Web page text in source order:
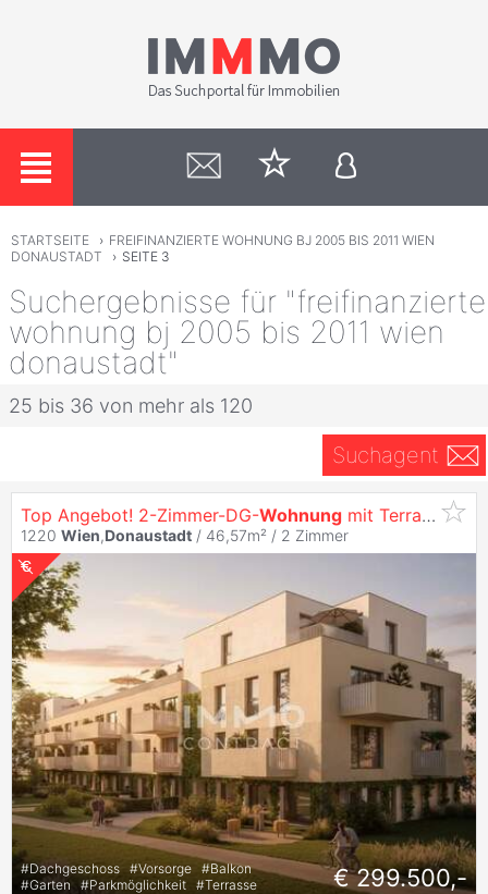
STARTSEITE › FREIFINANZIERTE WOHNUNG BJ 2005 BIS 2011 WIEN
DONAUSTADT
› SEITE 3
Suchergebnisse für "freifinanzierte
wohnung bj 2005 bis 2011 wien
donaustadt"
25 bis 36 von mehr als 120
Suchagent
Top Angebot! 2-Zimmer-DG-Wohnung mit Terrasse, Garage & Fußbodenheizung in
1220 Wien,Donaustadt / 46,57m² / 2 Zimmer
#Dachgeschoss #Vorsorge #Balkon
#Garten #Parkmöglichkeit #Terrasse € 299.500,-